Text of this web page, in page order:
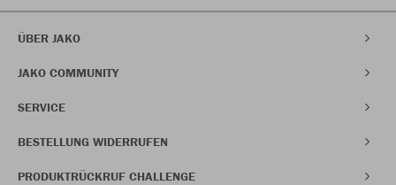
ÜBER JAKO
JAKO COMMUNITY
SERVICE
BESTELLUNG WIDERRUFEN
PRODUKTRÜCKRUF CHALLENGE